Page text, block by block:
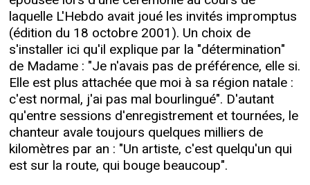
laquelle L'Hebdo avait joué les invités impromptus
(édition du 18 octobre 2001). Un choix de
s'installer ici qu'il explique par la "détermination"
de Madame : "Je n'avais pas de préférence, elle si.
Elle est plus attachée que moi à sa région natale :
c'est normal, j'ai pas mal bourlingué". D'autant
qu'entre sessions d'enregistrement et tournées, le
chanteur avale toujours quelques milliers de
kilomètres par an : "Un artiste, c'est quelqu'un qui
est sur la route, qui bouge beaucoup".